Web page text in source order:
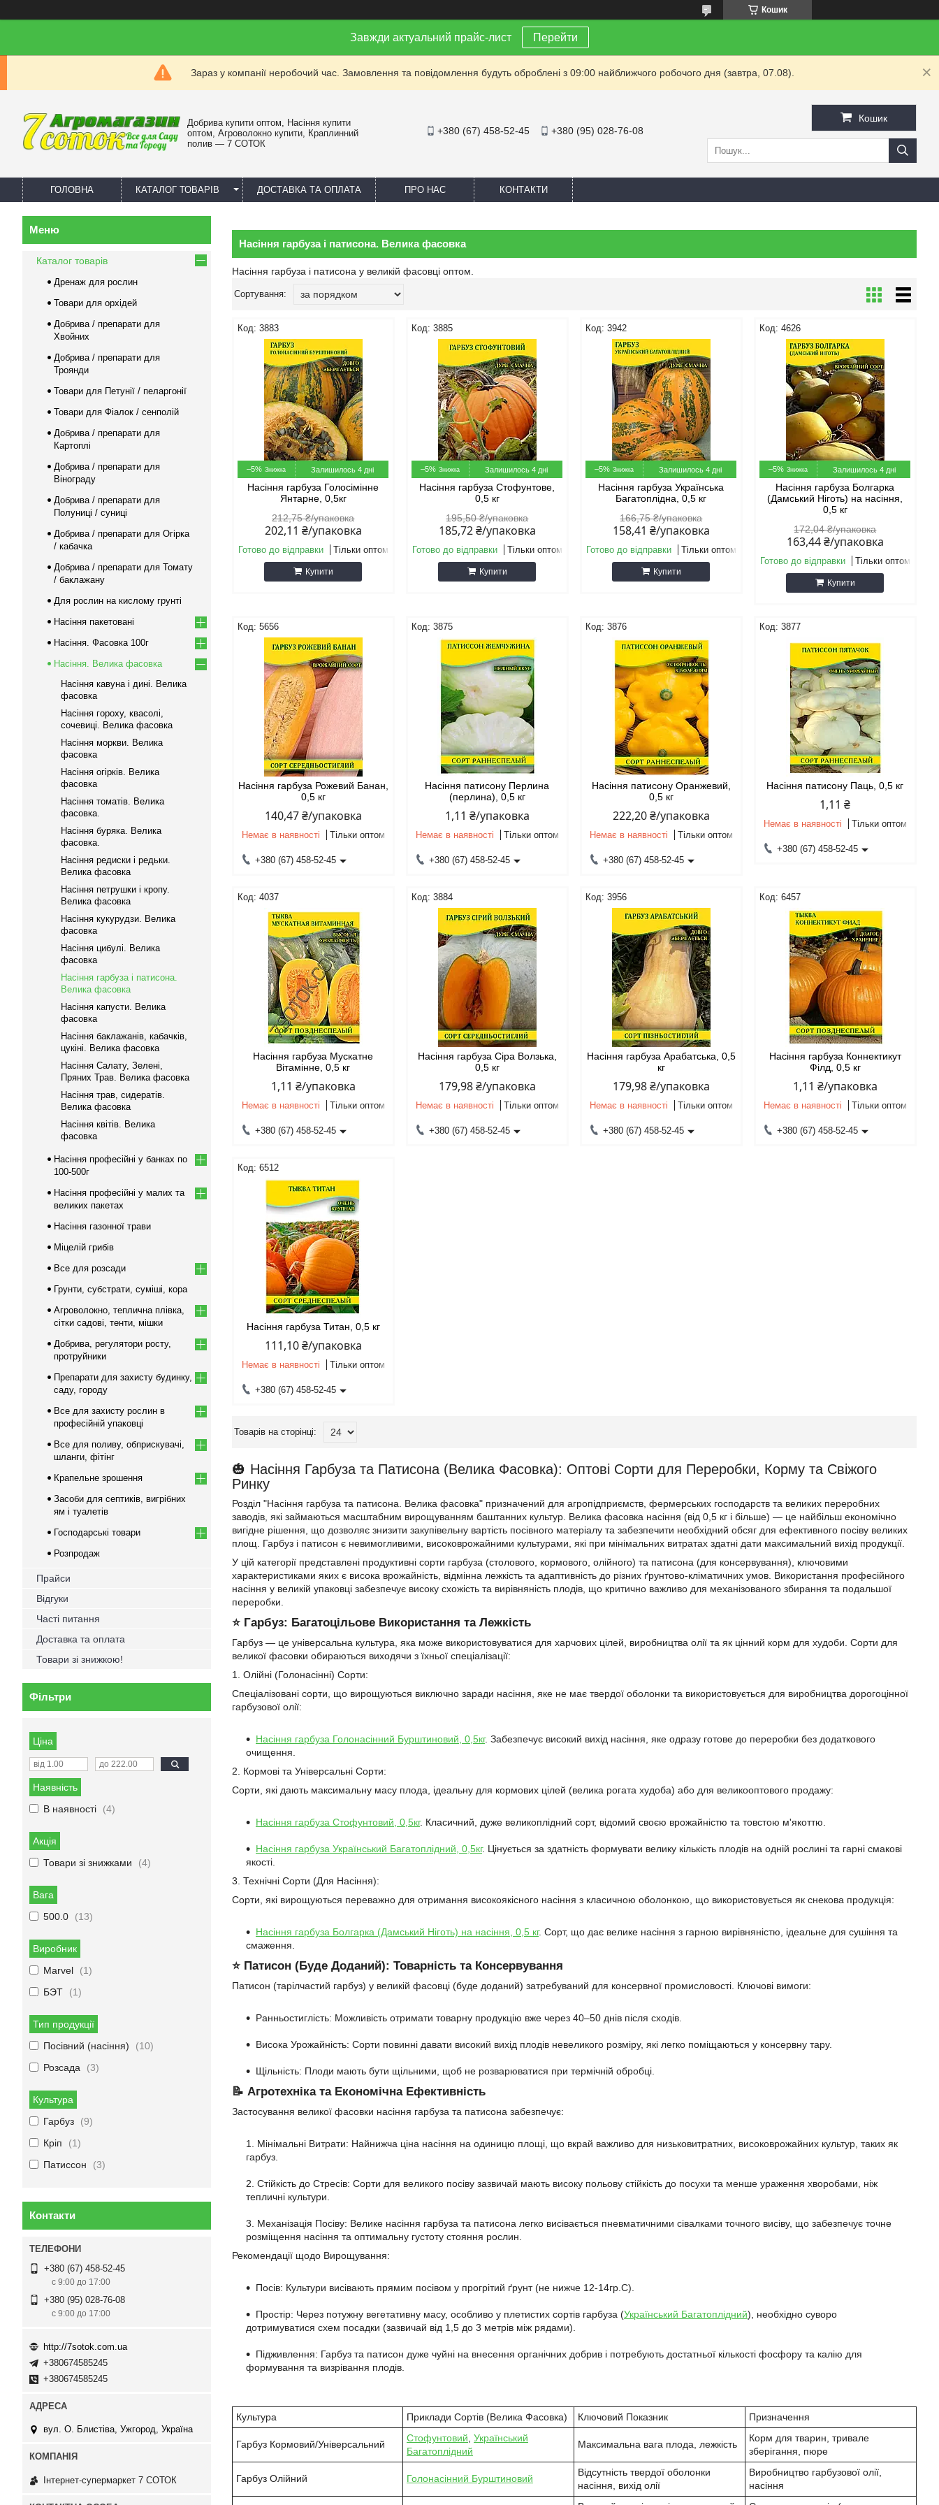
Кошик
Завжди актуальний прайс-лист Перейти
Зараз у компанії неробочий час. Замовлення та повідомлення будуть оброблені з 09:00 найближчого робочого дня (завтра, 07.08).
Добрива купити оптом, Насіння купити
оптом, Агроволокно купити, Краплинний
полив — 7 СОТОК
+380 (67) 458-52-45 +380 (95) 028-76-08
Кошик
ГОЛОВНА КАТАЛОГ ТОВАРІВ ДОСТАВКА ТА ОПЛАТА ПРО НАС КОНТАКТИ
Насіння гарбуза і патисона. Велика фасовка
Насіння гарбуза і патисона у великій фасовці оптом.
3883
–5% Залишилось 4 дні
Насіння гарбуза Голосімінне
Янтарне, 0,5кг
212,75 ₴/упаковка
202,11 ₴/упаковка
Готово до відправки Тільки оптом
Купити
3885
–5% Залишилось 4 дні
Насіння гарбуза Стофунтове,
0,5 кг
195,50 ₴/упаковка
185,72 ₴/упаковка
Готово до відправки Тільки оптом
Купити
3942
–5% Залишилось 4 дні
Насіння гарбуза Українська
Багатоплідна, 0,5 кг
166,75 ₴/упаковка
158,41 ₴/упаковка
Готово до відправки Тільки оптом
Купити
4626
–5% Залишилось 4 дні
Насіння гарбуза Болгарка
(Дамський Ніготь) на насіння,
0,5 кг
172,04 ₴/упаковка
163,44 ₴/упаковка
Готово до відправки Тільки оптом
Купити
5656
Насіння гарбуза Рожевий Банан,
0,5 кг
140,47 ₴/упаковка
Немає в наявності Тільки оптом
+380 (67) 458-52-45
3875
Насіння патисону Перлина
(перлина), 0,5 кг
1,11 ₴/упаковка
Немає в наявності Тільки оптом
+380 (67) 458-52-45
3876
Насіння патисону Оранжевий,
0,5 кг
222,20 ₴/упаковка
Немає в наявності Тільки оптом
+380 (67) 458-52-45
3877
Насіння патисону Паць, 0,5 кг
1,11 ₴
Немає в наявності Тільки оптом
+380 (67) 458-52-45
4037
Насіння гарбуза Мускатне
Вітамінне, 0,5 кг
1,11 ₴/упаковка
Немає в наявності Тільки оптом
+380 (67) 458-52-45
3884
Насіння гарбуза Сіра Волзька,
0,5 кг
179,98 ₴/упаковка
Немає в наявності Тільки оптом
+380 (67) 458-52-45
3956
Насіння гарбуза Арабатська, 0,5
кг
179,98 ₴/упаковка
Немає в наявності Тільки оптом
+380 (67) 458-52-45
6457
Насіння гарбуза Коннектикут
Філд, 0,5 кг
1,11 ₴/упаковка
Немає в наявності Тільки оптом
+380 (67) 458-52-45
6512
Насіння гарбуза Титан, 0,5 кг
111,10 ₴/упаковка
Немає в наявності Тільки оптом
+380 (67) 458-52-45
🎃 Насіння Гарбуза та Патисона (Велика Фасовка): Оптові Сорти для Переробки, Корму та Свіжого
Ринку
Розділ "Насіння гарбуза та патисона. Велика фасовка" призначений для агропідприємств, фермерських господарств та великих переробних
заводів, які займаються масштабним вирощуванням баштанних культур. Велика фасовка насіння (від 0,5 кг і більше) — це найбільш економічно
вигідне рішення, що дозволяє знизити закупівельну вартість посівного матеріалу та забезпечити необхідний обсяг для ефективного посіву великих
площ. Гарбуз і патисон є невимогливими, високоврожайними культурами, які при мінімальних витратах здатні дати максимальний вихід продукції.
У цій категорії представлені продуктивні сорти гарбуза (столового, кормового, олійного) та патисона (для консервування), ключовими
характеристиками яких є висока врожайність, відмінна лежкість та адаптивність до різних ґрунтово-кліматичних умов. Використання професійного
насіння у великій упаковці забезпечує високу схожість та вирівняність плодів, що критично важливо для механізованого збирання та подальшої
переробки.
⭐ Гарбуз: Багатоцільове Використання та Лежкість
Гарбуз — це універсальна культура, яка може використовуватися для харчових цілей, виробництва олії та як цінний корм для худоби. Сорти для
великої фасовки обираються виходячи з їхньої спеціалізації:
1. Олійні (Голонасінні) Сорти:
Спеціалізовані сорти, що вирощуються виключно заради насіння, яке не має твердої оболонки та використовується для виробництва дорогоцінної
гарбузової олії:
Насіння гарбуза Голонасінний Бурштиновий, 0,5кг. Забезпечує високий вихід насіння, яке одразу готове до переробки без додаткового
очищення.
2. Кормові та Універсальні Сорти:
Сорти, які дають максимальну масу плода, ідеальну для кормових цілей (велика рогата худоба) або для великооптового продажу:
Насіння гарбуза Стофунтовий, 0,5кг. Класичний, дуже великоплідний сорт, відомий своєю врожайністю та товстою м'якоттю.
Насіння гарбуза Український Багатоплідний, 0,5кг. Цінується за здатність формувати велику кількість плодів на одній рослині та гарні смакові
якості.
3. Технічні Сорти (Для Насіння):
Сорти, які вирощуються переважно для отримання високоякісного насіння з класичною оболонкою, що використовується як снекова продукція:
Насіння гарбуза Болгарка (Дамський Ніготь) на насіння, 0,5 кг. Сорт, що дає велике насіння з гарною вирівняністю, ідеальне для сушіння та
смаження.
⭐ Патисон (Буде Доданий): Товарність та Консервування
Патисон (тарілчастий гарбуз) у великій фасовці (буде доданий) затребуваний для консервної промисловості. Ключові вимоги:
Ранньостиглість: Можливість отримати товарну продукцію вже через 40–50 днів після сходів.
Висока Урожайність: Сорти повинні давати високий вихід плодів невеликого розміру, які легко поміщаються у консервну тару.
Щільність: Плоди мають бути щільними, щоб не розварюватися при термічній обробці.
📝 Агротехніка та Економічна Ефективність
Застосування великої фасовки насіння гарбуза та патисона забезпечує:
Мінімальні Витрати: Найнижча ціна насіння на одиницю площі, що вкрай важливо для низьковитратних, високоврожайних культур, таких як
гарбуз.
Стійкість до Стресів: Сорти для великого посіву зазвичай мають високу польову стійкість до посухи та менше ураження хворобами, ніж
тепличні культури.
Механізація Посіву: Велике насіння гарбуза та патисона легко висівається пневматичними сівалками точного висіву, що забезпечує точне
розміщення насіння та оптимальну густоту стояння рослин.
Рекомендації щодо Вирощування:
Посів: Культури висівають прямим посівом у прогрітий ґрунт (не нижче 12-14гр.С).
Простір: Через потужну вегетативну масу, особливо у плетистих сортів гарбуза (Український Багатоплідний), необхідно суворо
дотримуватися схем посадки (зазвичай від 1,5 до 3 метрів між рядами).
Підживлення: Гарбуз та патисон дуже чуйні на внесення органічних добрив і потребують достатньої кількості фосфору та калію для
формування та визрівання плодів.
Культура Приклади Сортів (Велика Фасовка) Ключовий Показник Призначення
Гарбуз Кормовий/Універсальний
Стофунтовий Український
Багатоплідний
Максимальна вага плода, лежкість
Корм для тварин, тривале
зберігання, пюре
Гарбуз Олійний Голонасінний Бурштиновий
Відсутність твердої оболонки
насіння, вихід олії
Виробництво гарбузової олії,
насіння
Каталог товарів
Дренаж для рослин
Товари для орхідей
Добрива / препарати для
Хвойних
Добрива / препарати для
Троянди
Товари для Петунії / пеларгонії
Товари для Фіалок / сенполій
Добрива / препарати для
Картоплі
Добрива / препарати для
Вінограду
Добрива / препарати для
Полуниці / суниці
Добрива / препарати для Огірка
/ кабачка
Добрива / препарати для Томату
/ баклажану
Для рослин на кислому грунті
Насіння пакетовані
Насіння. Фасовка 100г
Насіння. Велика фасовка
Насіння кавуна і дині. Велика
фасовка
Насіння гороху, квасолі,
сочевиці. Велика фасовка
Насіння моркви. Велика
фасовка
Насіння огірків. Велика
фасовка
Насіння томатів. Велика
фасовка.
Насіння буряка. Велика
фасовка.
Насіння редиски і редьки.
Велика фасовка
Насіння петрушки і кропу.
Велика фасовка
Насіння кукурудзи. Велика
фасовка
Насіння цибулі. Велика
фасовка
Насіння гарбуза і патисона.
Велика фасовка
Насіння капусти. Велика
фасовка
Насіння баклажанів, кабачків,
цукіні. Велика фасовка
Насіння Салату, Зелені,
Пряних Трав. Велика фасовка
Насіння трав, сидератів.
Велика фасовка
Насіння квітів. Велика
фасовка
Насіння професійні у банках по
100-500г
Насіння професійні у малих та
великих пакетах
Насіння газонної трави
Міцелій грибів
Все для розсади
Грунти, субстрати, суміші, кора
Агроволокно, теплична плівка,
сітки садові, тенти, мішки
Добрива, регулятори росту,
протруйники
Препарати для захисту будинку,
саду, городу
Все для захисту рослин в
професійній упаковці
Все для поливу, обприскувачі,
шланги, фітінг
Крапельне зрошення
Засоби для септиків, вигрібних
ям і туалетів
Господарські товари
Розпродаж
Прайси
Відгуки
Часті питання
Доставка та оплата
Товари зі знижкою!
Фільтри
Ціна
Наявність
В наявності
4
Акція
Товари зі знижками
4
Вага
500.0
13
Виробник
Marvel
1
БЭТ
1
Тип продукції
Посівний (насіння)
10
Розсада
3
Культура
Гарбуз
9
Кріп
1
Патиссон
3
Контакти
+380 (67) 458-52-45
с 9:00 до 17:00
+380 (95) 028-76-08
с 9:00 до 17:00
http://7sotok.com.ua
+380674585245
+380674585245
вул. О. Блистіва, Ужгород, Україна
Інтернет-супермаркет 7 СОТОК